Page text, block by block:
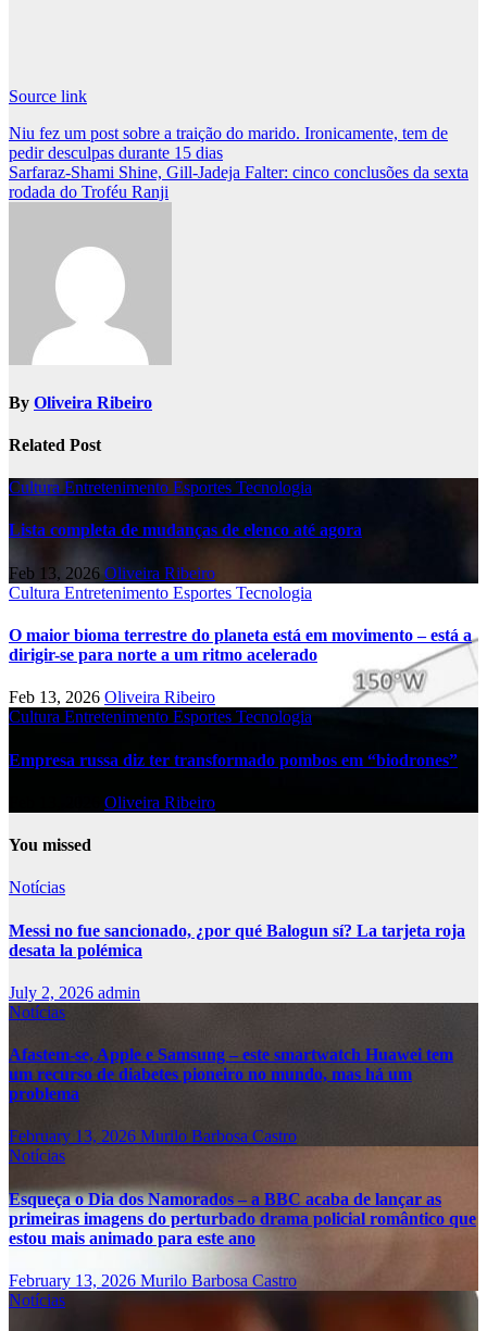
Source link
Post
navigation
Niu fez um post sobre a traição do marido. Ironicamente, tem de
pedir desculpas durante 15 dias
Sarfaraz-Shami Shine, Gill-Jadeja Falter: cinco conclusões da sexta
rodada do Troféu Ranji
By Oliveira Ribeiro
Related Post
Cultura Entretenimento Esportes Tecnologia
Lista completa de mudanças de elenco até agora
Feb 13, 2026 Oliveira Ribeiro
Cultura Entretenimento Esportes Tecnologia
O maior bioma terrestre do planeta está em movimento – está a
dirigir-se para norte a um ritmo acelerado
Feb 13, 2026 Oliveira Ribeiro
Cultura Entretenimento Esportes Tecnologia
Empresa russa diz ter transformado pombos em “biodrones”
Oliveira Ribeiro
You missed
Notícias
Messi no fue sancionado, ¿por qué Balogun sí? La tarjeta roja
desata la polémica
July 2, 2026 admin
Notícias
Afastem-se, Apple e Samsung – este smartwatch Huawei tem
um recurso de diabetes pioneiro no mundo, mas há um
problema
February 13, 2026 Murilo Barbosa Castro
Notícias
Esqueça o Dia dos Namorados – a BBC acaba de lançar as
primeiras imagens do perturbado drama policial romântico que
estou mais animado para este ano
February 13, 2026 Murilo Barbosa Castro
Notícias